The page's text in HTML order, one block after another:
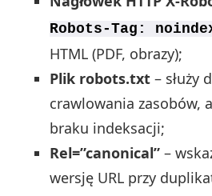
Robots-Tag:
HTML (PDF, obrazy);
Plik robots.txt – służy
crawlowania zasobów,
braku indeksacji;
Rel=”canonical” –
wersję URL przy